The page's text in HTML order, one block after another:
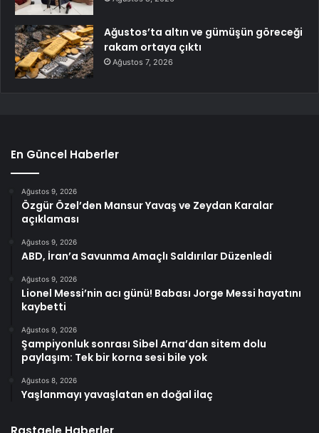
Ağustos’ta altın ve gümüşün göreceği
rakam ortaya çıktı
Ağustos 7, 2026
En Güncel Haberler
Ağustos 9, 2026
Özgür Özel’den Mansur Yavaş ve Zeydan Karalar
açıklaması
Ağustos 9, 2026
ABD, İran’a Savunma Amaçlı Saldırılar Düzenledi
Ağustos 9, 2026
Lionel Messi’nin acı günü! Babası Jorge Messi hayatını
kaybetti
Ağustos 9, 2026
Şampiyonluk sonrası Sibel Arna’dan sitem dolu
paylaşım: Tek bir korna sesi bile yok
Ağustos 8, 2026
Yaşlanmayı yavaşlatan en doğal ilaç